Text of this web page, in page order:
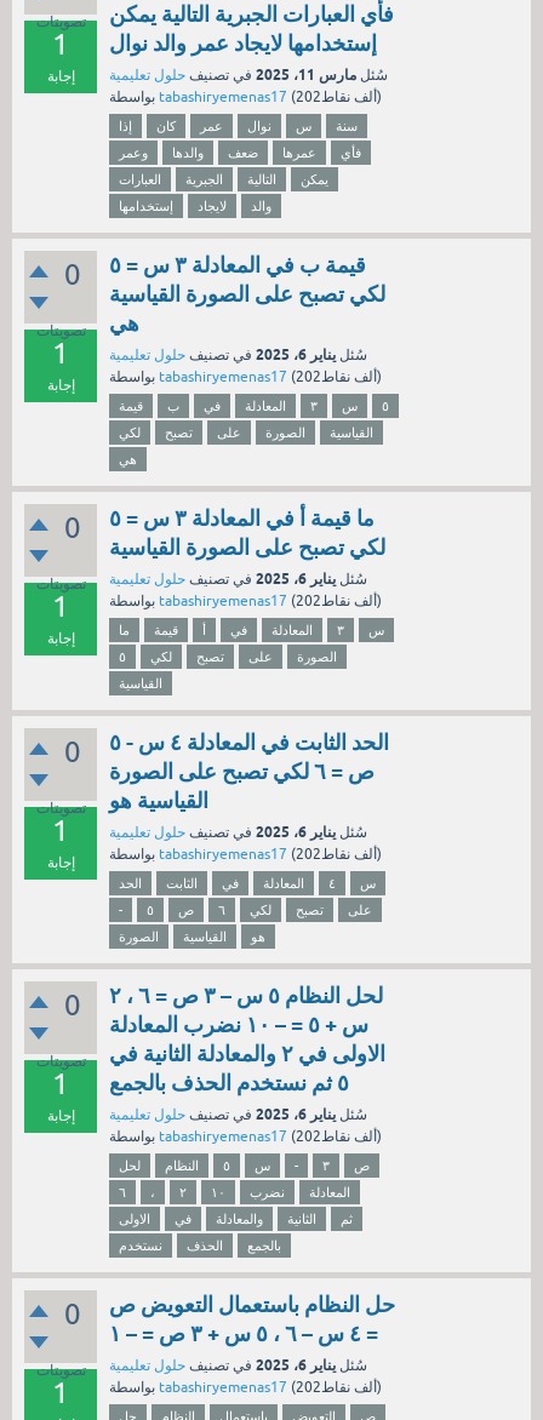
تصويتات
1
إجابة
فأي العبارات الجبرية التالية يمكن
إستخدامها لايجاد عمر والد نوال
سُئل مارس 11، 2025 في تصنيف حلول تعليمية
tabashiryemenas17 ( 202ألف نقاط)
إذا كان عمر نوال س
سنة
وعمر
والدها ضعف عمرها
فأي
العبارات
الجبرية التالية
يمكن
إستخدامها
لايجاد والد
0
تصويتات
1
إجابة
قيمة ب في المعادلة ٣ س = ٥
لكي تصبح على الصورة القياسية
هي
سُئل يناير 6، 2025 في تصنيف حلول تعليمية
tabashiryemenas17 ( 202ألف نقاط)
قيمة ب في المعادلة ٣ س
٥
لكي
تصبح على الصورة
القياسية
هي
0
تصويتات
1
إجابة
ما قيمة أ في المعادلة ٣ س = ٥
لكي تصبح على الصورة القياسية
سُئل يناير 6، 2025 في تصنيف حلول تعليمية
tabashiryemenas17 ( 202ألف نقاط)
ما قيمة أ في المعادلة ٣
س
٥
لكي تصبح على
الصورة
القياسية
0
تصويتات
1
إجابة
الحد الثابت في المعادلة ٤ س - ٥
ص = ٦ لكي تصبح على الصورة
القياسية هو
سُئل يناير 6، 2025 في تصنيف حلول تعليمية
tabashiryemenas17 ( 202ألف نقاط)
الحد الثابت في المعادلة ٤
س
-
٥ ص ٦ لكي تصبح
على
الصورة
القياسية هو
0
تصويتات
1
إجابة
لحل النظام ٥ س – ٣ ص = ٦ ، ٢
س + ٥ = – ١٠ نضرب المعادلة
الاولى في ٢ والمعادلة الثانية في
٥ ثم نستخدم الحذف بالجمع
سُئل يناير 6، 2025 في تصنيف حلول تعليمية
tabashiryemenas17 ( 202ألف نقاط)
لحل النظام ٥ س - ٣
ص
٦
، ٢ ١٠ نضرب
المعادلة
الاولى
في والمعادلة الثانية
ثم
نستخدم
الحذف بالجمع
0
تصويتات
1
حل النظام باستعمال التعويض ص
= ٤ س – ٦ ، ٥ س + ٣ ص = – ١
سُئل يناير 6، 2025 في تصنيف حلول تعليمية
tabashiryemenas17 ( 202ألف نقاط)
حل النظام باستعمال التعويض ص